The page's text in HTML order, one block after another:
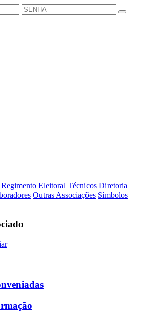
Regimento Eleitoral Técnicos Diretoria
Outras Associações Símbolos